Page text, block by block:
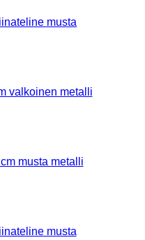
musta
valkoinen metalli
musta metalli
musta